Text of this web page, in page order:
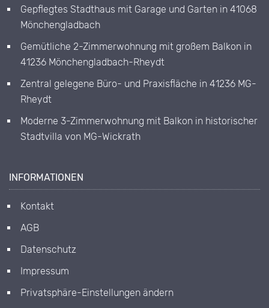
Gepflegtes Stadthaus mit Garage und Garten in 41068
Mönchengladbach
Gemütliche 2-Zimmerwohnung mit großem Balkon in
41236 Mönchengladbach-Rheydt
Zentral gelegene Büro- und Praxisfläche in 41236 MG-
Rheydt
Moderne 3-Zimmerwohnung mit Balkon in historischer
Stadtvilla von MG-Wickrath
INFORMATIONEN
Kontakt
AGB
Datenschutz
Impressum
Privatsphäre-Einstellungen ändern